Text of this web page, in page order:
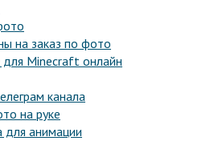
на заказ по фото
для Minecraft онлайн
канала
на руке
для анимации